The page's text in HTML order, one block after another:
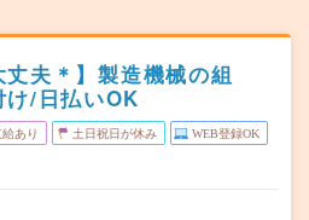
丈夫＊】製造機械の組
け/日払いOK
あり 土日祝日が休み WEB登録OK